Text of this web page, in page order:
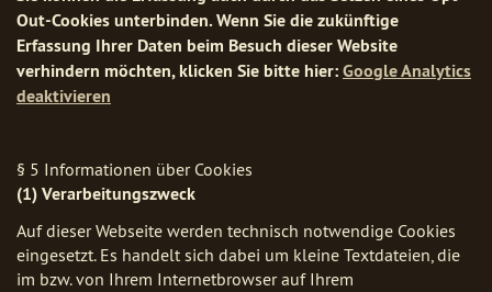
Out-Cookies unterbinden. Wenn Sie die zukünftige
Erfassung Ihrer Daten beim Besuch dieser Website
verhindern möchten, klicken Sie bitte hier:Google Analytics
deaktivieren
§ 5 Informationen über Cookies
(1) Verarbeitungszweck
Auf dieser Webseite werden technisch notwendige Cookies
eingesetzt. Es handelt sich dabei um kleine Textdateien, die
im bzw. von Ihrem Internetbrowser auf Ihrem